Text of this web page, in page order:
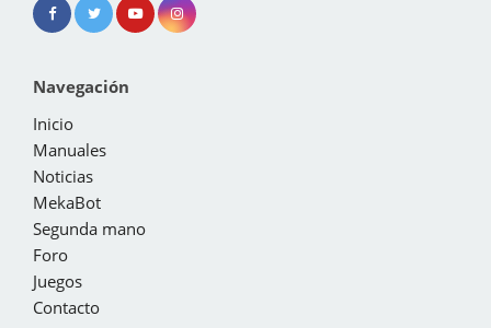
Navegación
Inicio
Manuales
Noticias
MekaBot
Segunda mano
Foro
Juegos
Contacto